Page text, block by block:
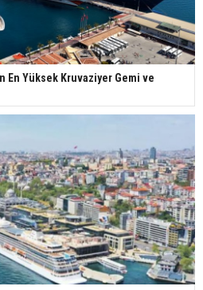
En Yüksek Kruvaziyer Gemi ve